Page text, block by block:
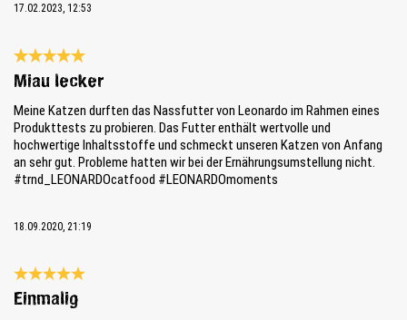
17.02.2023, 12:53
Bewertung mit 5 von 5 Sternen
Miau lecker
Meine Katzen durften das Nassfutter von Leonardo im Rahmen eines
Produkttests zu probieren. Das Futter enthält wertvolle und
hochwertige Inhaltsstoffe und schmeckt unseren Katzen von Anfang
an sehr gut. Probleme hatten wir bei der Ernährungsumstellung nicht.
#trnd_LEONARDOcatfood #LEONARDOmoments
18.09.2020, 21:19
Bewertung mit 5 von 5 Sternen
Einmalig